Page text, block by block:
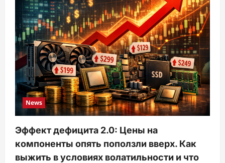
News
Эффект дефицита 2.0: Цены на
компоненты опять поползли вверх. Как
выжить в условиях волатильности и что